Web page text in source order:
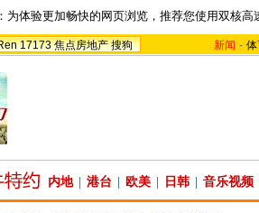
为体验更加畅快的网页浏览，推荐您使用双核高
17173 焦点房地产 搜狗 新闻 -
内地 港台 欧美 日韩 音乐视频